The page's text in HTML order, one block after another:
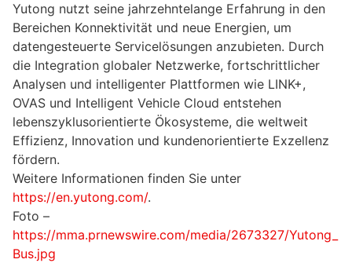
Yutong nutzt seine jahrzehntelange Erfahrung in den
Bereichen Konnektivität und neue Energien, um
datengesteuerte Servicelösungen anzubieten. Durch
die Integration globaler Netzwerke, fortschrittlicher
Analysen und intelligenter Plattformen wie LINK+,
OVAS und Intelligent Vehicle Cloud entstehen
lebenszyklusorientierte Ökosysteme, die weltweit
Effizienz, Innovation und kundenorientierte Exzellenz
fördern.
Weitere Informationen finden Sie unter
https://en.yutong.com/.
Foto –
https://mma.prnewswire.com/media/2673327/Yutong_
Bus.jpg